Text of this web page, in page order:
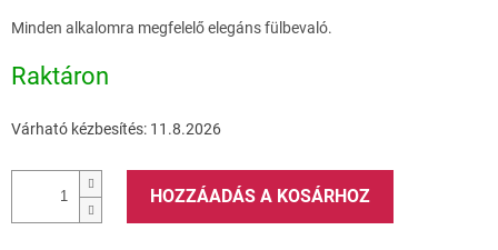
Minden alkalomra megfelelő elegáns fülbevaló.
Raktáron
Várható kézbesítés: 11.8.2026
HOZZÁADÁS A KOSÁRHOZ